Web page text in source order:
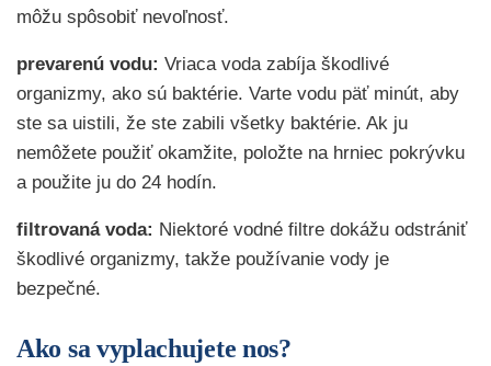
môžu spôsobiť nevoľnosť.
prevarenú vodu: Vriaca voda zabíja škodlivé
organizmy, ako sú baktérie. Varte vodu päť minút, aby
ste sa uistili, že ste zabili všetky baktérie. Ak ju
nemôžete použiť okamžite, položte na hrniec pokrývku
a použite ju do 24 hodín.
filtrovaná voda: Niektoré vodné filtre dokážu odstrániť
škodlivé organizmy, takže používanie vody je
bezpečné.
Ako sa vyplachujete nos?